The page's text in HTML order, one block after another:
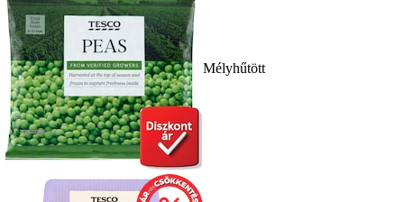
Mélyhűtött